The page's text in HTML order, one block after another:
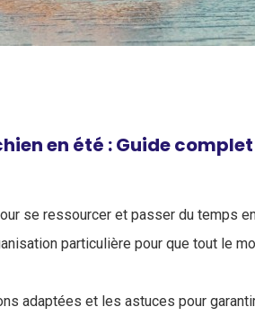
en été : Guide complet
se ressourcer et passer du temps
particulière pour que tout le
adaptées et les astuces pour